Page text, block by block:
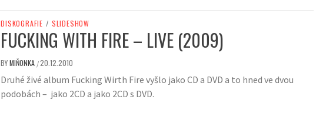
DISKOGRAFIE / SLIDESHOW
FUCKING WITH FIRE – LIVE (2009)
BYMIŇONKA /20.12.2010
Druhé živé album Fucking Wirth Fire vyšlo jako CD a DVD a to hned ve dvou
podobách – jako 2CD a jako 2CD s DVD.